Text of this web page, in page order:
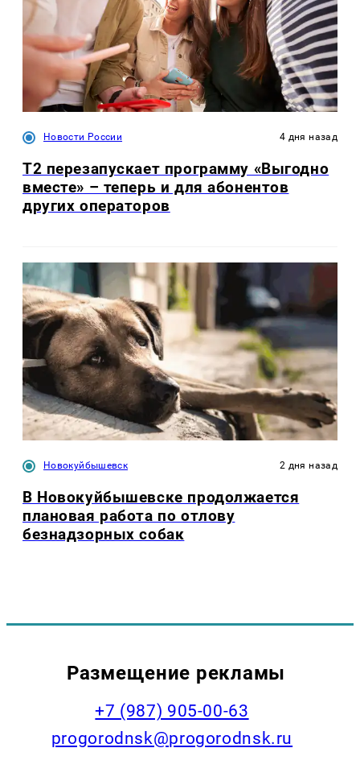
Новости России 4 дня назад
Т2 перезапускает программу «Выгодно
вместе» – теперь и для абонентов
других операторов
Новокуйбышевск 2 дня назад
В Новокуйбышевске продолжается
плановая работа по отлову
безнадзорных собак
Размещение рекламы
+7 (987) 905-00-63
progorodnsk@progorodnsk.ru